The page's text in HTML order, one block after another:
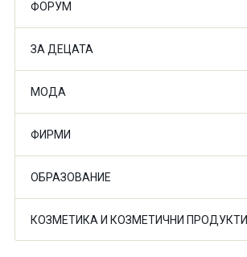
ФОРУМ
ЗА ДЕЦАТА
МОДА
ФИРМИ
ОБРАЗОВАНИЕ
КОЗМЕТИКА И КОЗМЕТИЧНИ ПРОДУКТИ